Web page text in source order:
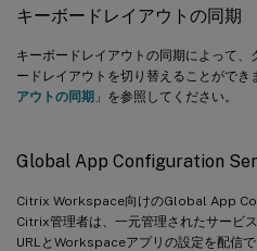
キーボードレイアウトの同期
キーボードレイアウトの同期によって
ードレイアウトを切り替えることができ
アウトの同期 」を参照してください。
Global App Configuration
Citrix Workspace向けのGlobal App
Citrix管理者は、一元管理されたサービ
URLとWorkspaceアプリの設定を配信